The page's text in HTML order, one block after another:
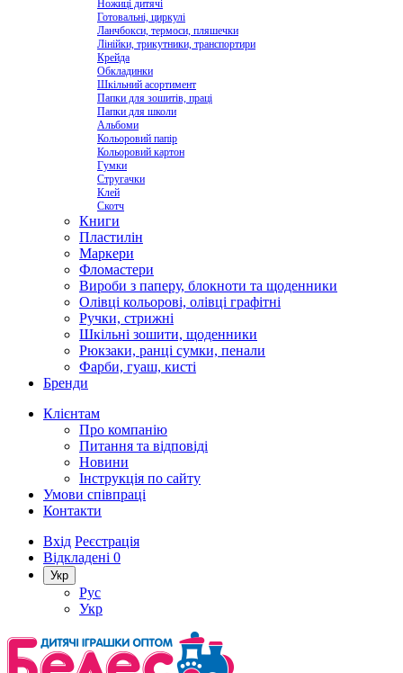
Ножиці дитячі
Готовальні, циркулі
Ланчбокси, термоси, пляшечки
Лінійки, трикутники, транспортири
Крейда
Обкладинки
Шкільний асортимент
Папки для зошитів, праці
Папки для школи
Альбоми
Кольоровий папір
Кольоровий картон
Гумки
Стругачки
Клей
Скотч
Книги
Пластилін
Маркери
Фломастери
Вироби з паперу, блокноти та щоденники
Олівці кольорові, олівці графітні
Ручки, стрижні
Шкільні зошити, щоденники
Рюкзаки, ранці сумки, пенали
Фарби, гуаш, кисті
Бренди
Клієнтам
Про компанію
Питання та відповіді
Новини
Інструкція по сайту
Умови співпраці
Контакти
Вхід Реєстрація
Відкладені 0
Укр
Рус
Укр